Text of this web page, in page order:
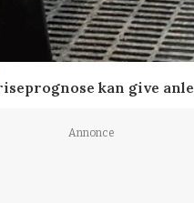
kan give
Annonce